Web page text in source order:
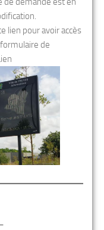
lien pour avoir accès
de